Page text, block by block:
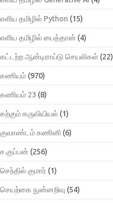
எளிய தமிழில் Python (15)
எளிய தமிழில் பைத்தான் (4)
கட்டற்ற ஆன்டிராய்டு செயலிகள் (22)
கணியம் (970)
கணியம் 23 (8)
கற்கும் கருவியியல் (1)
குவாண்டம் கணினி (6)
ச.குப்பன் (256)
செந்தில் குமார் (1)
செயற்கை நுன்னறிவு (54)